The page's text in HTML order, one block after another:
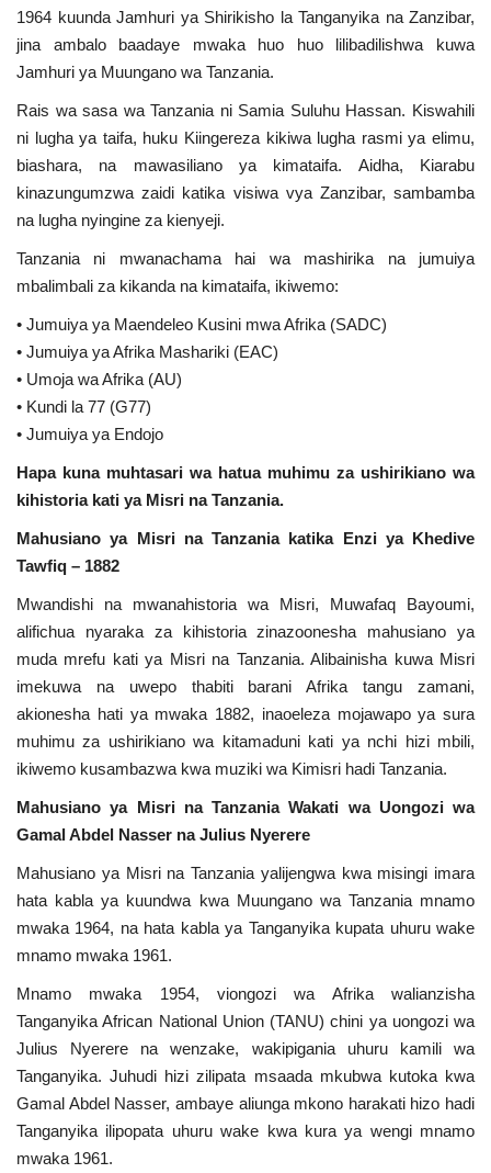
French Arabic
1964 kuunda Jamhuri ya Shirikisho la Tanganyika na Zanzibar,
jina ambalo baadaye mwaka huo huo lilibadilishwa kuwa
Jamhuri ya Muungano wa Tanzania.
Rais wa sasa wa Tanzania ni Samia Suluhu Hassan. Kiswahili
ni lugha ya taifa, huku Kiingereza kikiwa lugha rasmi ya elimu,
biashara, na mawasiliano ya kimataifa. Aidha, Kiarabu
kinazungumzwa zaidi katika visiwa vya Zanzibar, sambamba
na lugha nyingine za kienyeji.
Tanzania ni mwanachama hai wa mashirika na jumuiya
mbalimbali za kikanda na kimataifa, ikiwemo:
• Jumuiya ya Maendeleo Kusini mwa Afrika (SADC)
• Jumuiya ya Afrika Mashariki (EAC)
• Umoja wa Afrika (AU)
• Kundi la 77 (G77)
• Jumuiya ya Endojo
Hapa kuna muhtasari wa hatua muhimu za ushirikiano wa
kihistoria kati ya Misri na Tanzania.
Mahusiano ya Misri na Tanzania katika Enzi ya Khedive
Tawfiq – 1882
Mwandishi na mwanahistoria wa Misri, Muwafaq Bayoumi,
alifichua nyaraka za kihistoria zinazoonesha mahusiano ya
muda mrefu kati ya Misri na Tanzania. Alibainisha kuwa Misri
imekuwa na uwepo thabiti barani Afrika tangu zamani,
akionesha hati ya mwaka 1882, inaoeleza mojawapo ya sura
muhimu za ushirikiano wa kitamaduni kati ya nchi hizi mbili,
ikiwemo kusambazwa kwa muziki wa Kimisri hadi Tanzania.
Mahusiano ya Misri na Tanzania Wakati wa Uongozi wa
Gamal Abdel Nasser na Julius Nyerere
Mahusiano ya Misri na Tanzania yalijengwa kwa misingi imara
hata kabla ya kuundwa kwa Muungano wa Tanzania mnamo
mwaka 1964, na hata kabla ya Tanganyika kupata uhuru wake
mnamo mwaka 1961.
Mnamo mwaka 1954, viongozi wa Afrika walianzisha
Tanganyika African National Union (TANU) chini ya uongozi wa
Julius Nyerere na wenzake, wakipigania uhuru kamili wa
Tanganyika. Juhudi hizi zilipata msaada mkubwa kutoka kwa
Gamal Abdel Nasser, ambaye aliunga mkono harakati hizo hadi
Tanganyika ilipopata uhuru wake kwa kura ya wengi mnamo
mwaka 1961.